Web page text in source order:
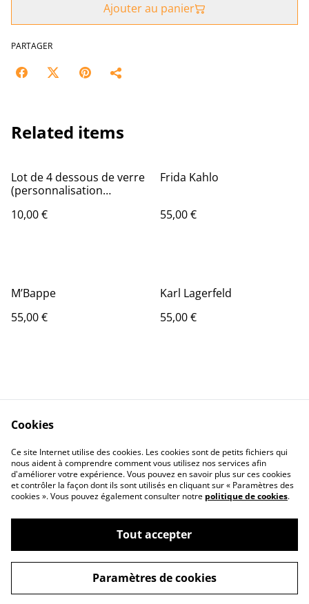
Ajouter au panier
PARTAGER
Related items
Lot de 4 dessous de verre
(personnalisation
10,00 €
Frida Kahlo
55,00 €
M’Bappe
55,00 €
Karl Lagerfeld
55,00 €
Contact Us
Legal Terms
Privacy Policy
Cookie Policy
©2026PAPIER DECOX
powered by
Cookies
Ce site Internet utilise des cookies. Les cookies sont de petits fichiers qui
nous aident à comprendre comment vous utilisez nos services afin
d'améliorer votre expérience. Vous pouvez en savoir plus sur ces cookies
et contrôler la façon dont ils sont utilisés en cliquant sur « Paramètres des
cookies ». Vous pouvez également consulter notre politique de cookies.
Tout accepter
Paramètres de cookies